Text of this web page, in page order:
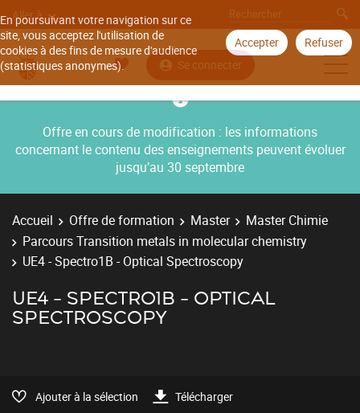
En poursuivant votre navigation sur ce
site, vous acceptez l'utilisation de
cookies à des fins de mesure d'audience
(statistiques anonymes).
Accepter Refuser
Aller à
Se connecter
Offre en cours de modification : les informations
concernant le contenu des enseignements peuvent évoluer
jusqu’au 30 septembre
Accueil Offre de formation Master
Master Chimie
Parcours Transition metals in molecular chemistry
UE4 - Spectro1B - Optical Spectroscopy
UE4 - SPECTRO1B - OPTICAL
SPECTROSCOPY
Ajouter à la sélection Télécharger